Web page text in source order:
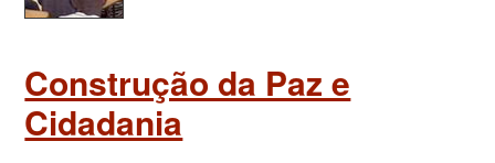
Construção da Paz e
Cidadania